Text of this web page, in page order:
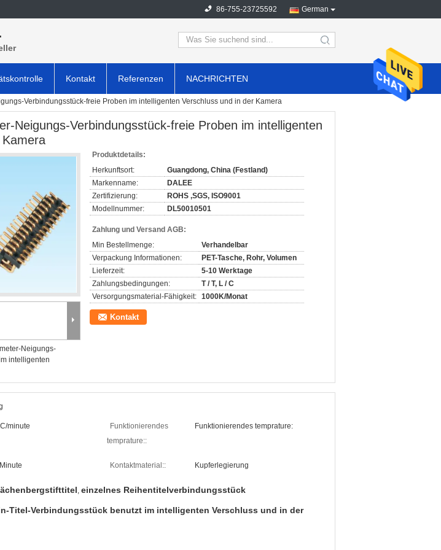
German
86-755-23725592
search
Kontakt Referenzen NACHRICHTEN
Verbindungsstück-freie Proben im intelligenten Verschluss und in der Kamera
Neigungs-Verbindungsstück-freie Proben im intelligenten
Neigungs-
intelligenten
Produktdetails:
Herkunftsort:
Guangdong, China (Festland)
Markenname:
DALEE
Zertifizierung:
ROHS ,SGS, ISO9001
Modellnummer:
DL50010501
Zahlung und Versand AGB:
Min Bestellmenge:
Verhandelbar
Verpackung Informationen:
PET-Tasche, Rohr, Volumen
Lieferzeit:
5-10 Werktage
Zahlungsbedingungen:
T / T, L / C
Versorgungsmaterial-Fähigkeit: 1000K/Monat
Kontakt
minute
Funktionierendes
temprature::
Funktionierendes temprature:
Kontaktmaterial:: Kupferlegierung
, einzelnes Reihentitelverbindungsstück
Titel-Verbindungsstück benutzt im intelligenten Verschluss und in der